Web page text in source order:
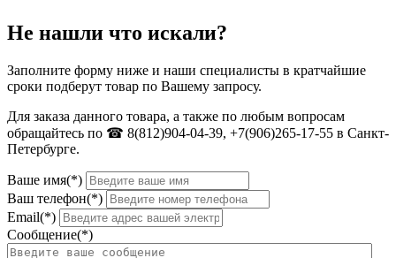
Не нашли что искали?
Заполните форму ниже и наши специалисты в кратчайшие
сроки подберут товар по Вашему запросу.
Для заказа данного товара, а также по любым вопросам
обращайтесь по ☎ 8(812)904-04-39, +7(906)265-17-55 в Санкт-
Петербурге.
Ваше имя(*)
Ваш телефон(*)
Email(*)
Сообщение(*)